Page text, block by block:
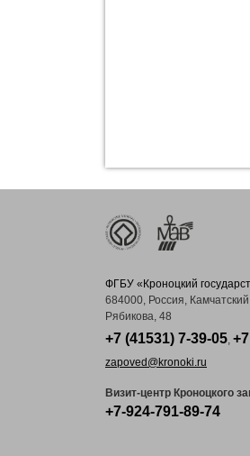
ФГБУ «Кроноцкий
684000, Россия, Камчатский
Рябикова, 48
+7 (41531) 7-39-05,
zapoved@kronoki.ru
Визит-центр Кроноцкого
+7-924-791-89-74